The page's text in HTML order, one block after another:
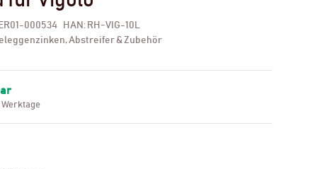
ER01-000534 HAN: RH-VIG-10L
Abstreifer & Zubehör
Werktage